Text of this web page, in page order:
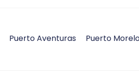
Puerto Aventuras
Puerto